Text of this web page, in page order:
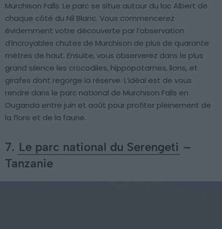
Murchison Falls. Le parc se situe autour du lac Albert de
chaque côté du Nil Blanc. Vous commencerez
évidemment votre découverte par l’observation
d’incroyables chutes de Murchison de plus de quarante
mètres de haut. Ensuite, vous observerez dans le plus
grand silence les crocodiles, hippopotames, lions, et
girafes dont regorge la réserve. L’idéal est de vous
rendre dans le parc national de Murchison Falls en
Ouganda entre juin et août pour profiter pleinement de
la flore et de la faune.
7. Le parc national du Serengeti –
Tanzanie